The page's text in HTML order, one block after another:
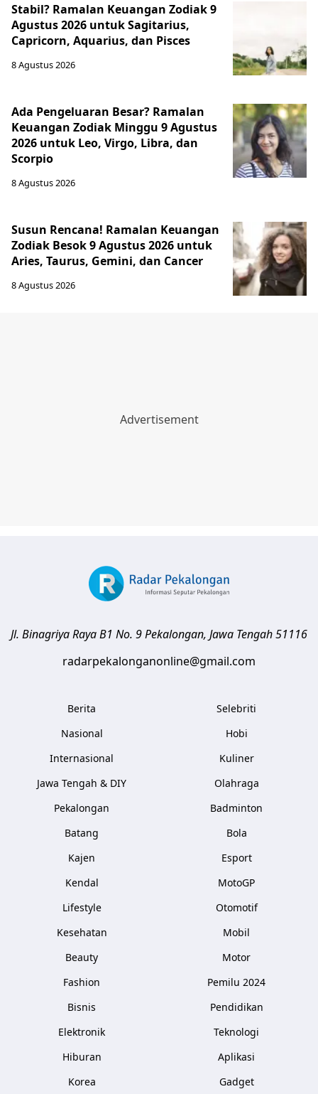
Stabil? Ramalan Keuangan Zodiak 9
Agustus 2026 untuk Sagitarius,
Capricorn, Aquarius, dan Pisces
8 Agustus 2026
Ada Pengeluaran Besar? Ramalan
Keuangan Zodiak Minggu 9 Agustus
2026 untuk Leo, Virgo, Libra, dan
Scorpio
8 Agustus 2026
Susun Rencana! Ramalan Keuangan
Zodiak Besok 9 Agustus 2026 untuk
Aries, Taurus, Gemini, dan Cancer
8 Agustus 2026
Jl. Binagriya Raya B1 No. 9Pekalongan, Jawa Tengah51116
radarpekalonganonline@gmail.com
Berita
Nasional
Internasional
Jawa Tengah & DIY
Pekalongan
Batang
Kajen
Kendal
Lifestyle
Kesehatan
Beauty
Fashion
Bisnis
Elektronik
Hiburan
Korea
Selebriti
Hobi
Kuliner
Olahraga
Badminton
Bola
Esport
MotoGP
Otomotif
Mobil
Motor
Pemilu 2024
Pendidikan
Teknologi
Aplikasi
Gadget